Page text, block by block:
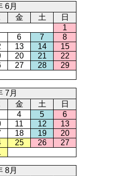
6月
金 土
日
1
6 7
8
13 14
15
20 21
22
27 28
29
7月
金 土
日
4 5
6
11 12
13
18 19
20
25 26
27
8月